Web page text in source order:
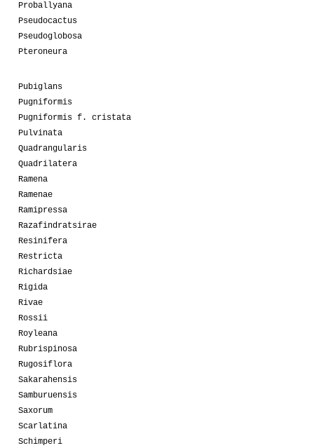
Proballyana
Pseudocactus
Pseudoglobosa
Pteroneura
Pubiglans
Pugniformis
Pugniformis f. cristata
Pulvinata
Quadrangularis
Quadrilatera
Ramena
Ramenae
Ramipressa
Razafindratsirae
Resinifera
Restricta
Richardsiae
Rigida
Rivae
Rossii
Royleana
Rubrispinosa
Rugosiflora
Sakarahensis
Samburuensis
Saxorum
Scarlatina
Schimperi